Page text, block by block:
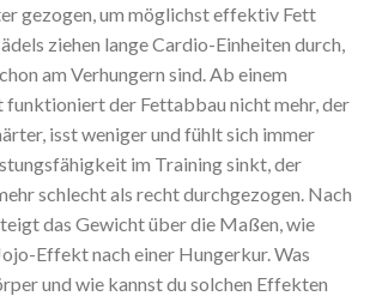
gezogen, um möglichst effektiv Fett
ziehen lange Cardio-Einheiten durch,
am Verhungern sind. Ab einem
funktioniert der Fettabbau nicht mehr, der
isst weniger und fühlt sich immer
im Training sinkt, der
schlecht als recht durchgezogen. Nach
das Gewicht über die Maßen, wie
Effekt nach einer Hungerkur. Was
und wie kannst du solchen Effekten